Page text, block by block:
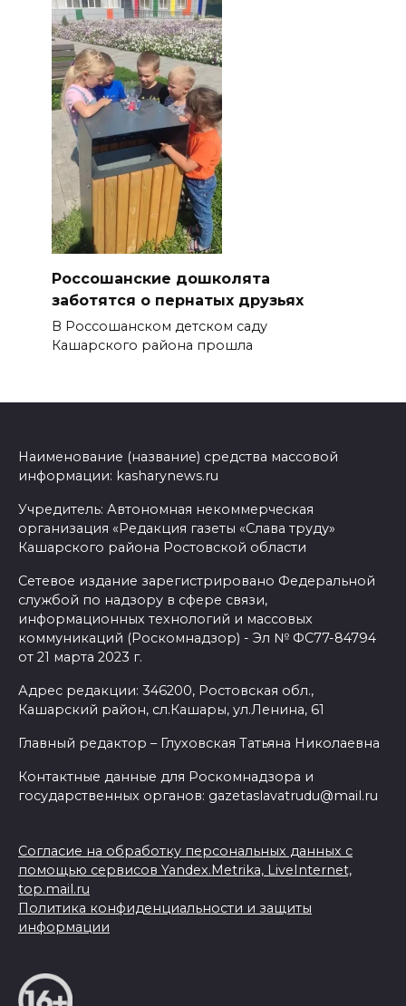
Россошанские дошколята
заботятся о пернатых друзьях
В Россошанском детском саду
Кашарского района прошла
Наименование (название) средства массовой
информации: kasharynews.ru
Учредитель: Автономная некоммерческая
организация «Редакция газеты «Слава труду»
Кашарского района Ростовской области
Сетевое издание зарегистрировано Федеральной
службой по надзору в сфере связи,
информационных технологий и массовых
коммуникаций (Роскомнадзор) - Эл № ФС77-84794
от 21 марта 2023 г.
Адрес редакции: 346200, Ростовская обл.,
Кашарский район, сл.Кашары, ул.Ленина, 61
Главный редактор – Глуховская Татьяна Николаевна
Контактные данные для Роскомнадзора и
государственных органов: gazetaslavatrudu@mail.ru
Согласие на обработку персональных данных с
помощью сервисов Yandex.Metrika, LiveInternet,
top.mail.ru
Политика конфиденциальности и защиты
информации